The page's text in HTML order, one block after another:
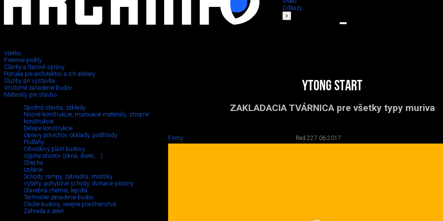
Odkazy
Všetko
Firemné profily
Články a tlačové správy
Ponuka pre architektov a ich ateliéry
Služby pri výstavbe
Vnútorné zariadenie budov
Materiály pre stavbu
Spodná stavba, základy
Nosné konštrukcie, murovacie materiály, stropné
konštrukcie
Deliace konštrukcie
Úpravy povrchov, obklady, podhľady
Podlahy
Obvodový plášť budovy
Výplne otvorov (okná, dvere, ...)
Strecha
Izolácie
Schody, rampy, zábradlia, mostíky
Výťahy, pohyblivé schody, dvihacie plošiny
Stavebná chémia, lepidlá
Technické zariadenie budov
Okolie budovy, verejné priestranstvá
Záhrada a zeleň
YTONG START
ZAKLADACIA TVÁRNICA pre všetky typy muriva
Firmy Red 227.06.2017